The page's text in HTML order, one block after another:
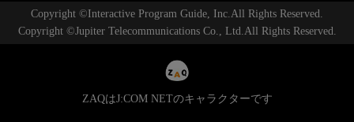
Copyright ©Interactive Program Guide, Inc.All Rights Reserved.
Copyright ©Jupiter Telecommunications Co., Ltd.All Rights Reserved.
ZAQはJ:COM NETのキャラクターです